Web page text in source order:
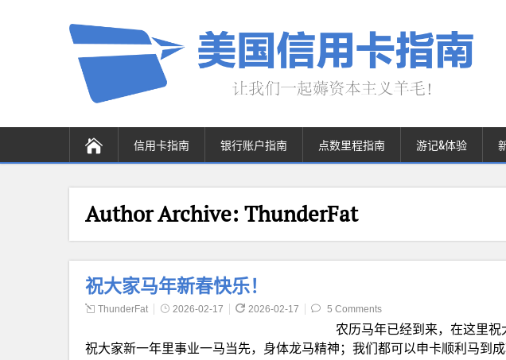
信用卡指南 银行账户指南 点数里程指南 游记&体验
Author Archive: ThunderFat
祝大家马年新春快乐！
ThunderFat 2026-02-17 2026-02-17 5 Comments
农历马年已经到来，在这里祝
祝大家新一年里事业一马当先，身体龙马精神；我们都可以申卡顺利马到